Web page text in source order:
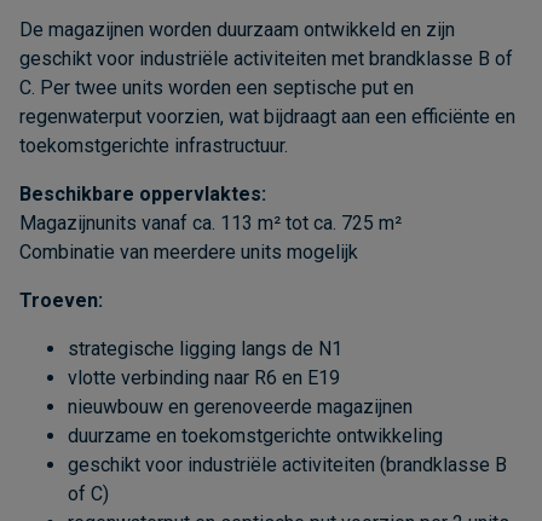
De magazijnen worden duurzaam ontwikkeld en zijn
geschikt voor industriële activiteiten met brandklasse B of
C. Per twee units worden een septische put en
regenwaterput voorzien, wat bijdraagt aan een efficiënte en
toekomstgerichte infrastructuur.
Beschikbare oppervlaktes:
Magazijnunits vanaf ca. 113 m² tot ca. 725 m²
Combinatie van meerdere units mogelijk
Troeven:
strategische ligging langs de N1
vlotte verbinding naar R6 en E19
nieuwbouw en gerenoveerde magazijnen
duurzame en toekomstgerichte ontwikkeling
geschikt voor industriële activiteiten (brandklasse B
of C)